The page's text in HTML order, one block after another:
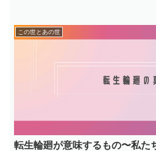
この世とあの世
転生輪廻が意味するもの〜私た